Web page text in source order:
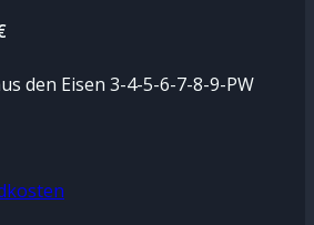
den Eisen 3-4-5-6-7-8-9-PW